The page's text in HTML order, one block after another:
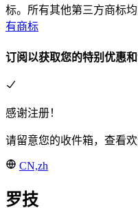
标。所有其他第三方商标
有商标
订阅以获取您的特别优惠
感谢注册！
请留意您的收件箱，查看欢
CN,zh
罗技